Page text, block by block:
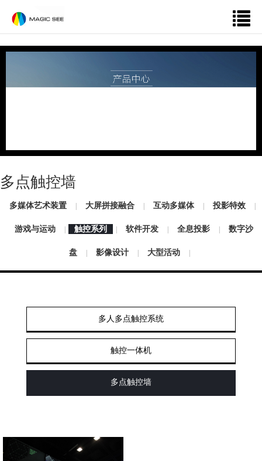
多点触控墙
多媒体艺术装置 大屏拼接融合 互动多媒体 投影特效
游戏与运动 触控系列 软件开发 全息投影 数字沙
盘 影像设计 大型活动
多人多点触控系统
触控一体机
多点触控墙